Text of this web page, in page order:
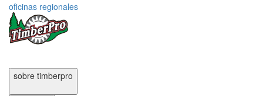
oficinas regionales
sobre timberpro